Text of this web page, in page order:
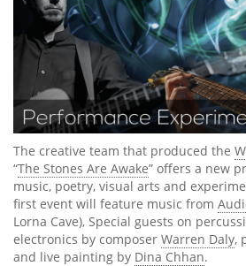
The creative team that produced the
“The Stones Are Awake” offers a new
music, poetry, visual arts and
first event will feature music from
Lorna Cave), Special guests on
electronics by composer Warren Daly,
and live painting by Dina Chhan.